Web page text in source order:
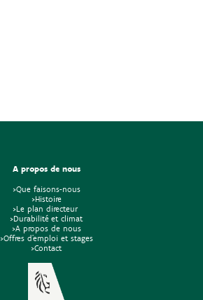
A propos de nous
>Que faisons-nous
>Histoire
>Le plan directeur
>Durabilité et climat
>A propos de nous
>Offres d'emploi et stages
>Contact